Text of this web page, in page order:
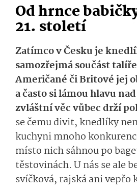
Od hrnce
21. století
Zatímco v Česku je
samozřejmá součást
Američané či Britové jej
a často si lámou hlavu
zvláštní věc vůbec drží
se čemu divit, knedlíky
kuchyni mnoho
místo nich sáhnou po
těstovinách. U nás se ale
svíčková, rajská ani vepřo